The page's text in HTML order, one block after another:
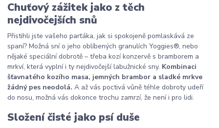
Chuťový zážitek jako z těch
nejdivočejších snů
Přistihli jste vašeho parťáka, jak si spokojeně pomlaskává ze
spaní? Možná sní o jeho oblíbených granulích Yoggies®, nebo
nějaké speciální dobrotě – třeba kozí konzervě s bramborem a
mrkví, která vyplní i ty nejdivočejší labužnické sny. Kombinaci
šťavnatého kozího masa, jemných brambor a sladké mrkve
žádný pes neodolá. A až vás poctivá vůně téhle dobroty udeří
do nosu, možná vás dokonce trochu zamrzí, že není i pro lidi.
Složení čisté jako psí duše